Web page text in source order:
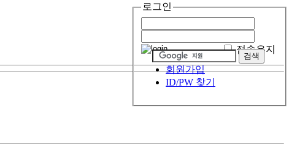
로그인
접속유지
회원가입
ID/PW 찾기